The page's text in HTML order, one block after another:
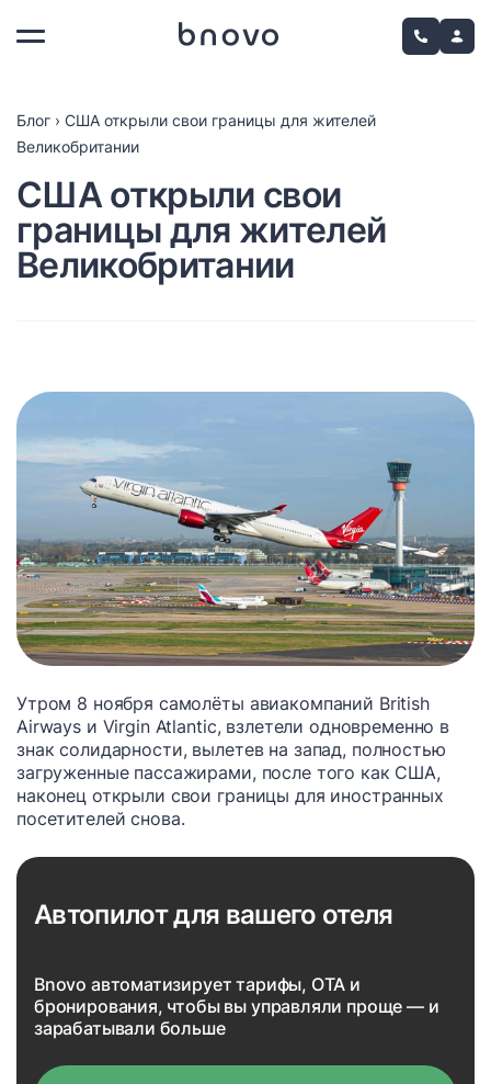
Блог › США открыли свои границы для жителей
Великобритании
США открыли свои
границы для жителей
Великобритании
Утром 8 ноября самолёты авиакомпаний British
Airways и Virgin Atlantic, взлетели одновременно в
знак солидарности, вылетев на запад, полностью
загруженные пассажирами, после того как США,
наконец открыли свои границы для иностранных
посетителей снова.
Автопилот для вашего отеля
Bnovo автоматизирует тарифы, OTA и
бронирования, чтобы вы управляли проще — и
зарабатывали больше